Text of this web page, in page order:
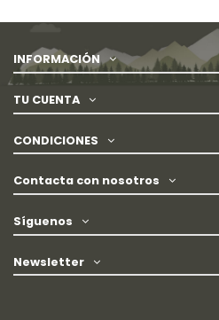
INFORMACIÓN
TU CUENTA
CONDICIONES
Contacta con nosotros
Síguenos
Newsletter